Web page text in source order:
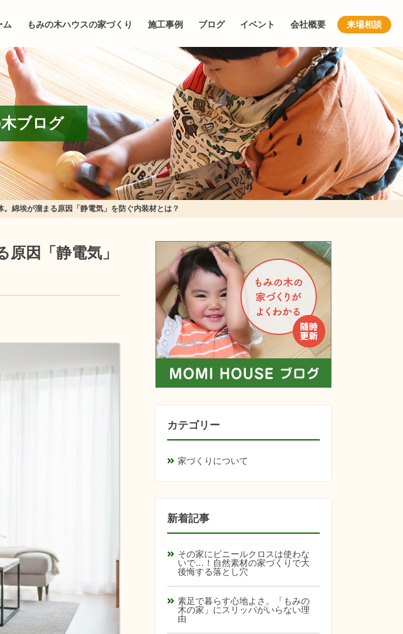
ム もみの木ハウスの家づくり 施工事例 ブログ イベント 会社概要 来場相談
ブログ
綿埃が溜まる原因「静電気」を防ぐ内装材とは？
因「静電気」
カテゴリー
家づくりについて
新着記事
その家にビニールクロスは使わな
いで…！自然素材の家づくりで大
後悔する落とし穴
素足で暮らす心地よさ。「もみの
木の家」にスリッパがいらない理
由